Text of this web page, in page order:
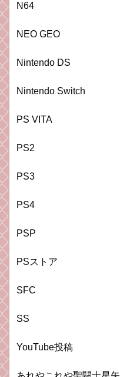
N64
NEO GEO
Nintendo DS
Nintendo Switch
PS VITA
PS2
PS3
PS4
PSP
PSストア
SFC
SS
YouTube投稿